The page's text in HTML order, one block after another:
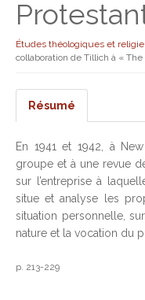
Études théologiques et
collaboration de Tillich à « The
Résumé
En 1941 et 1942, à
groupe et à une revue
sur l’entreprise à
situe et analyse les
situation personnelle,
nature et la vocation du
p. 213-229